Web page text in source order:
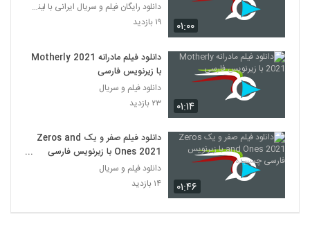
۰۱:۰۰
دانلود رایگان فیلم و سریال ایرانی با لینک مستقیم
۱۹ بازدید
۰۱:۱۴
دانلود فیلم مادرانه Motherly 2021
با زیرنویس فارسی
دانلود فیلم و سریال
۲۳ بازدید
۰۱:۴۶
دانلود فیلم صفر و یک Zeros and
Ones 2021 با زیرنویس فارسی
چسبیده
دانلود فیلم و سریال
۱۴ بازدید